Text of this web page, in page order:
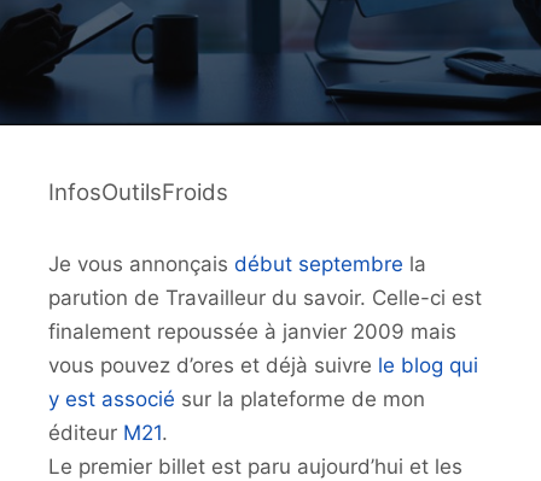
InfosOutilsFroids
Je vous annonçais début septembre la
parution de Travailleur du savoir. Celle-ci est
finalement repoussée à janvier 2009 mais
vous pouvez d’ores et déjà suivre le blog qui
y est associé sur la plateforme de mon
éditeur M21.
Le premier billet est paru aujourd’hui et les